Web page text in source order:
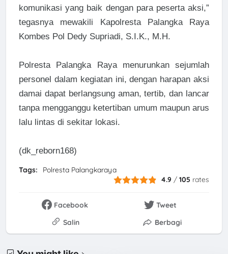
komunikasi yang baik dengan para peserta aksi,”
tegasnya mewakili Kapolresta Palangka Raya
Kombes Pol Dedy Supriadi, S.I.K., M.H.
Polresta Palangka Raya menurunkan sejumlah
personel dalam kegiatan ini, dengan harapan aksi
damai dapat berlangsung aman, tertib, dan lancar
tanpa mengganggu ketertiban umum maupun arus
lalu lintas di sekitar lokasi.
(dk_reborn168)
Tags:
Polresta Palangkaraya
4.9 /105 rates
Facebook
Tweet
Salin
Berbagi